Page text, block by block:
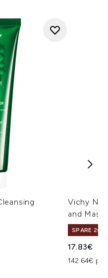
Vichy
and Mask
SPARE 20%
17.83€
142.64€